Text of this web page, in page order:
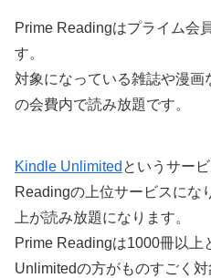
Prime Readingはプライム会
す。
対象になっている雑誌や漫
の会費内で読み放題です。
Kindle Unlimited というサー
Readingの上位サービスにな
上が読み放題になります。
Prime Readingは1000冊以
Unlimitedの方がものすごく対